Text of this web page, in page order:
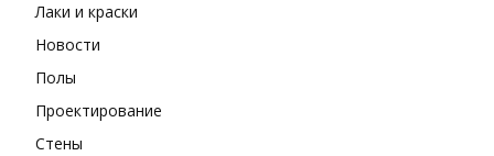
Лаки и краски
Новости
Полы
Проектирование
Стены